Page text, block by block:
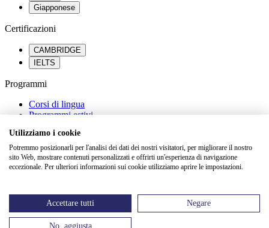
Giapponese
Certificazioni
CAMBRIDGE
IELTS
Programmi
Corsi di lingua
Programmi estivi
Orientamento universitario
Saperne di più
Utilizziamo i cookie
Potremmo posizionarli per l'analisi dei dati dei nostri visitatori, per migliorare il nostro
sito Web, mostrare contenuti personalizzati e offrirti un'esperienza di navigazione
eccezionale. Per ulteriori informazioni sui cookie utilizziamo aprire le impostazioni.
Accettare tutti Negare
No, aggiusta